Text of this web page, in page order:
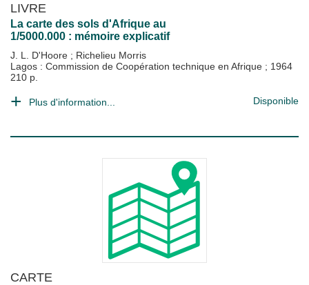
LIVRE
La carte des sols d'Afrique au
1/5000.000 : mémoire explicatif
J. L. D'Hoore ; Richelieu Morris
Lagos : Commission de Coopération technique en Afrique ; 1964
210 p.
Plus d'information... Disponible
CARTE